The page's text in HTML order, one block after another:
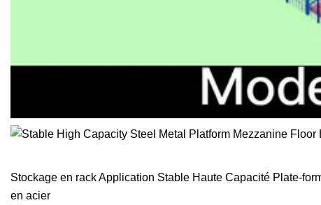
Stockage en rack Application Stable Haute Capacité Plate-
en acier